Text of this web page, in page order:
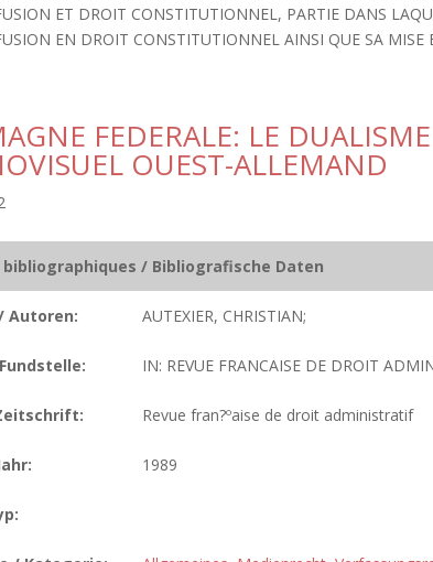
ET DROIT CONSTITUTIONNEL, PARTIE DANS
EN DROIT CONSTITUTIONNEL AINSI QUE SA MISE
FEDERALE: LE
OUEST-ALLEMAND
bibliographiques / Bibliografische Daten
Autoren: AUTEXIER, CHRISTIAN;
IN: REVUE FRANCAISE DE DROIT
Revue fran?ºaise de droit administratif
1989